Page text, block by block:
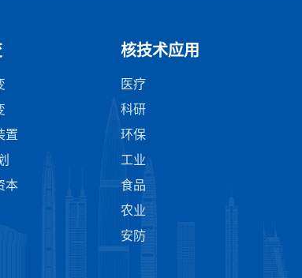
置
本
核技术应用
医疗
科研
环保
工业
食品
农业
安防